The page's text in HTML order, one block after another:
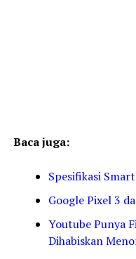
Baca juga:
Spesifikasi
Google Pixel 3
Youtube Punya
Dihabiskan